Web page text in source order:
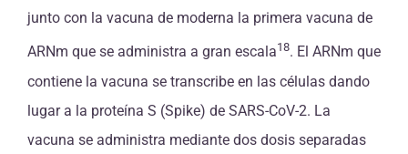
junto con la vacuna de moderna la primera vacuna de
ARNm que se administra a gran escala18. El ARNm que
contiene la vacuna se transcribe en las células dando
lugar a la proteína S (Spike) de SARS-CoV-2. La
vacuna se administra mediante dos dosis separadas